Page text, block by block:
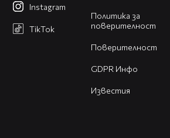
Политика за
поверителност
Поверителност
GDPR Инфо
Известия
Instagram
TikTok